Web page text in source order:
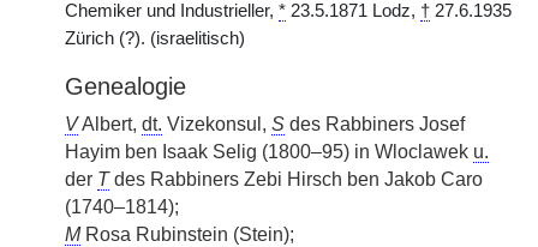
Chemiker und Industrieller, * 23.5.1871 Lodz, † 27.6.1935
Zürich (?). (israelitisch)
Genealogie
VAlbert, dt. Vizekonsul, S des Rabbiners Josef
Hayim ben Isaak Selig (1800–95) in Wloclawek u.
der Tdes Rabbiners Zebi Hirsch ben Jakob Caro
(1740–1814);
MRosa Rubinstein (Stein);